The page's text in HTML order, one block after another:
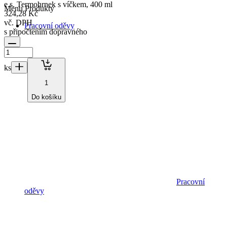
Menu Produkty
Pracovní oděvy
Pracovní
oděvy
e.s. Termohrnek s víčkem, 400 ml
324,28 Kč
vč. DPH
s připočtením dopravného
ks
1
Do košíku